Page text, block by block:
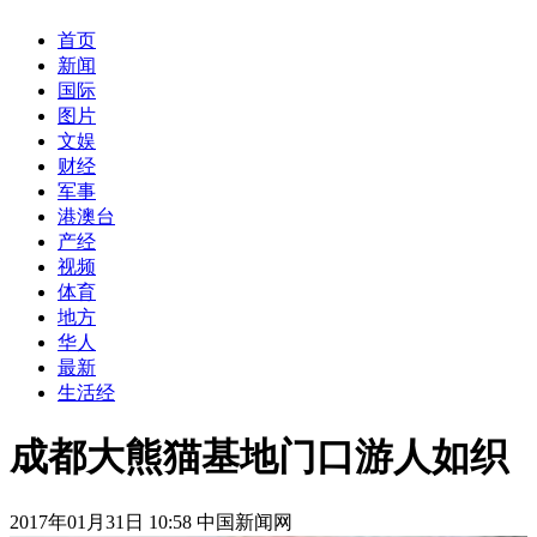
首页
新闻
国际
图片
文娱
财经
军事
港澳台
产经
视频
体育
地方
华人
最新
生活经
成都大熊猫基地门口游人如织
2017年01月31日 10:58 中国新闻网